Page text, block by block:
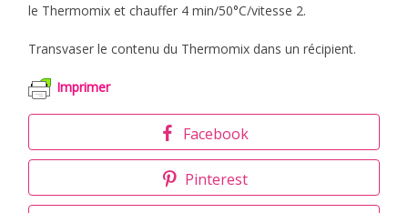
le Thermomix et chauffer 4 min/50°C/vitesse 2.
Transvaser le contenu du Thermomix dans un récipient.
Imprimer
Facebook
Pinterest